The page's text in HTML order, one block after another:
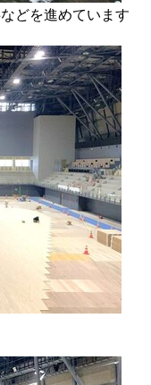
どを進めています